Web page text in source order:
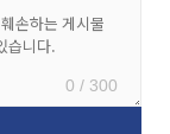
0 / 300